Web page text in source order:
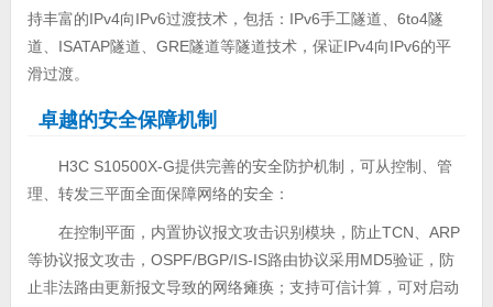
持丰富的IPv4向IPv6过渡技术，包括：IPv6手工隧道、6to4隧
道、ISATAP隧道、GRE隧道等隧道技术，保证IPv4向IPv6的平
滑过渡。
卓越的安全保障机制
H3C S10500X-G提供完善的安全防护机制，可从控制、管
理、转发三平面全面保障网络的安全：
在控制平面，内置协议报文攻击识别模块，防止TCN、ARP
等协议报文攻击，OSPF/BGP/IS-IS路由协议采用MD5验证，防
止非法路由更新报文导致的网络瘫痪；支持可信计算，可对启动